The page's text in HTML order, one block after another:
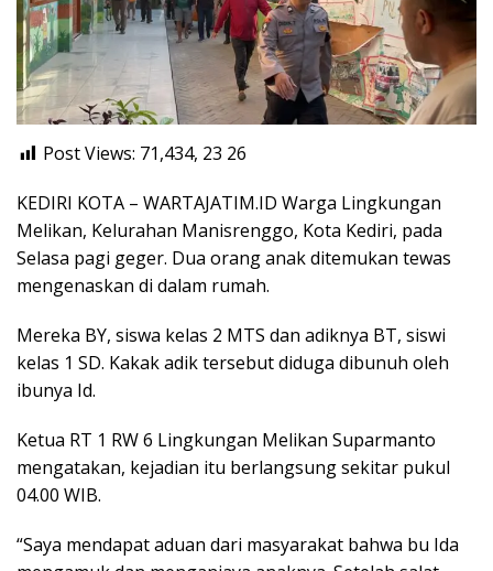
Post Views: 71,434, 23 26
KEDIRI KOTA – WARTAJATIM.ID Warga Lingkungan
Melikan, Kelurahan Manisrenggo, Kota Kediri, pada
Selasa pagi geger. Dua orang anak ditemukan tewas
mengenaskan di dalam rumah.
Mereka BY, siswa kelas 2 MTS dan adiknya BT, siswi
kelas 1 SD. Kakak adik tersebut diduga dibunuh oleh
ibunya Id.
Ketua RT 1 RW 6 Lingkungan Melikan Suparmanto
mengatakan, kejadian itu berlangsung sekitar pukul
04.00 WIB.
“Saya mendapat aduan dari masyarakat bahwa bu Ida